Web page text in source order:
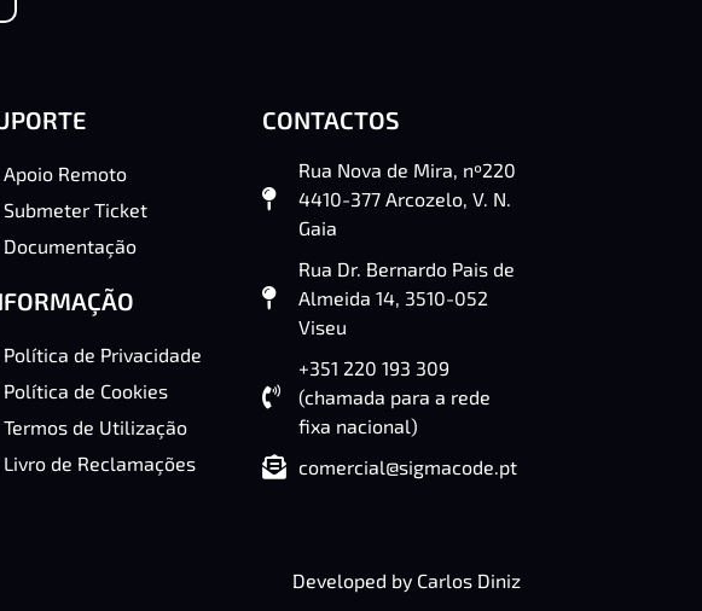
Apoio Remoto
Submeter Ticket
Documentação
Política de Privacidade
Política de Cookies
Termos de Utilização
Livro de Reclamações
CONTACTOS
Rua Nova de Mira, nº220
4410-377 Arcozelo, V. N.
Gaia
Rua Dr. Bernardo Pais de
Almeida 14, 3510-052
Viseu
+351 220 193 309
(chamada para a rede
fixa nacional)
comercial@sigmacode.pt
Developed by Carlos Diniz